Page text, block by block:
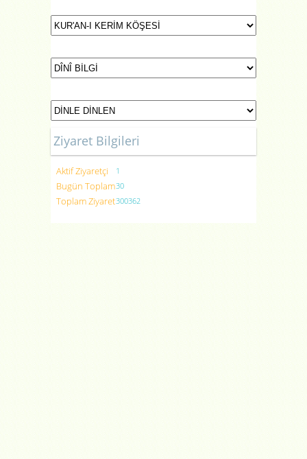
Ziyaret Bilgileri
Aktif Ziyaretçi 1
Bugün Toplam30
Toplam Ziyaret300362